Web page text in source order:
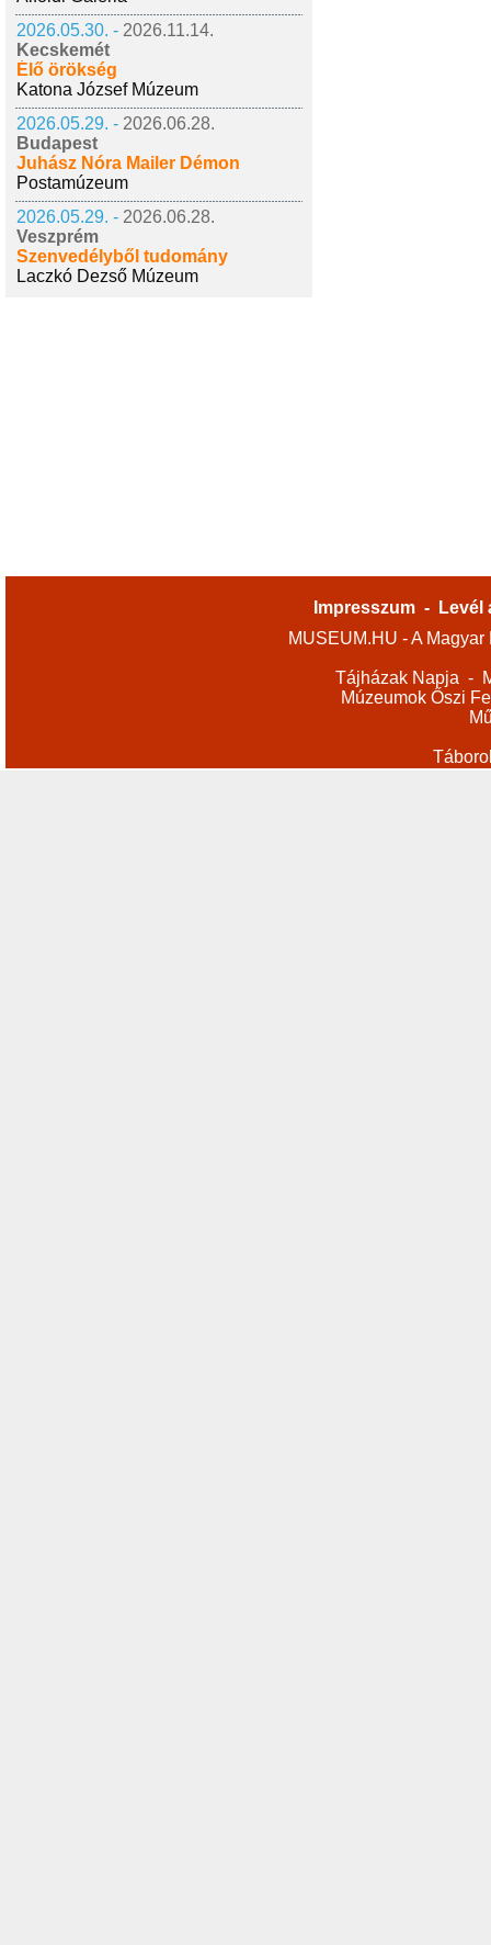
2026.05.30. - 2026.11.14.
Kecskemét
Élő örökség
Katona József Múzeum
2026.05.29. - 2026.06.28.
Budapest
Juhász Nóra Mailer Démon
Postamúzeum
2026.05.29. - 2026.06.28.
Veszprém
Szenvedélyből tudomány
Laczkó Dezső Múzeum
Impresszum -
Levél
MUSEUM.HU - A
Tájházak Napja -
Múzeumok Őszi